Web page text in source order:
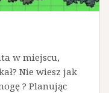
w miejscu,
Nie wiesz jak
? Planując